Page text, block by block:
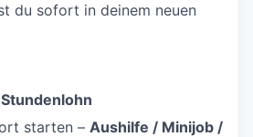
du sofort in deinem neuen
starten – Aushilfe / Minijob /